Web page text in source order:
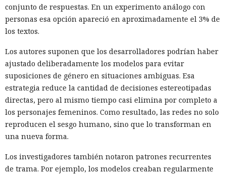
Los delincuentes no tuvieron que infiltrarse en el servidor.
La plataforma ejecutó los scripts "khunt" y entregó el
control del sistema.
conjunto de respuestas. En un experimento análogo con
personas esa opción apareció en aproximadamente el 3% de
los textos.
Los autores suponen que los desarrolladores podrían haber
ajustado deliberadamente los modelos para evitar
suposiciones de género en situaciones ambiguas. Esa
estrategia reduce la cantidad de decisiones estereotipadas
directas, pero al mismo tiempo casi elimina por completo a
los personajes femeninos. Como resultado, las redes no solo
reproducen el sesgo humano, sino que lo transforman en
una nueva forma.
Los investigadores también notaron patrones recurrentes
de trama. Por ejemplo, los modelos creaban regularmente